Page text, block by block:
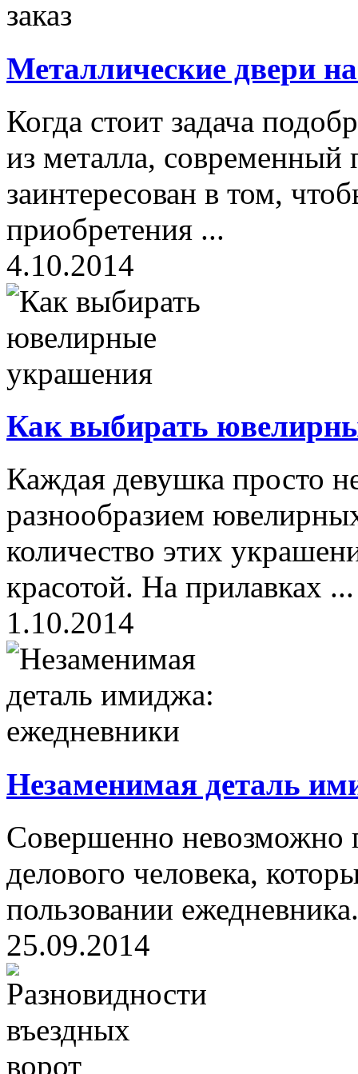
Металлические двери на
Когда стоит задача
из металла, современный
заинтересован в том,
приобретения ...
4.10.2014
Как выбирать
Каждая девушка просто
разнообразием
количество этих
красотой. На прилавках ...
1.10.2014
Незаменимая деталь
Совершенно невозможно
делового человека,
пользовании
25.09.2014